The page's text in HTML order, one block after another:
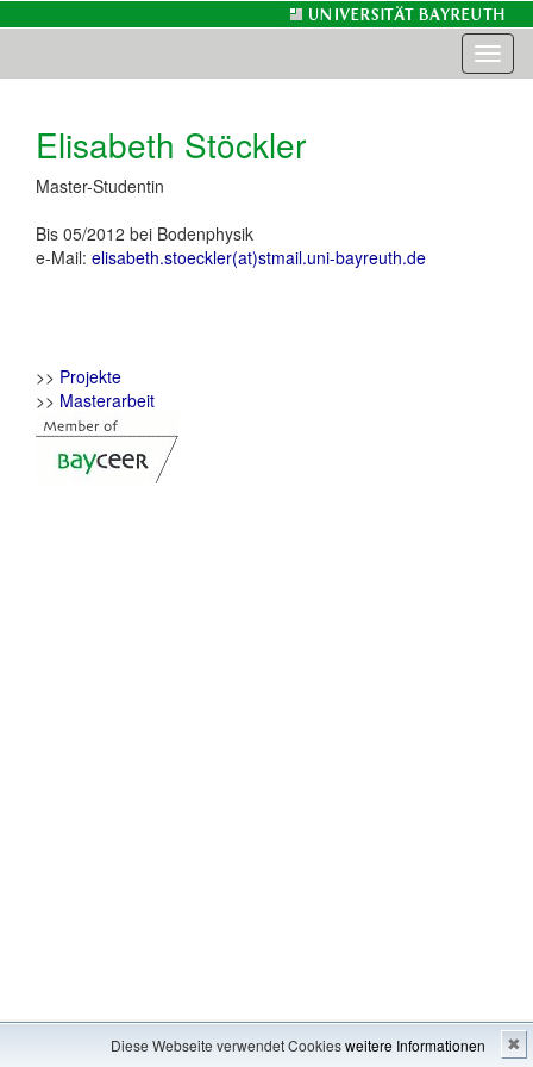
Diese Webseite verwendet Cookiesweitere Informationen ✖
Elisabeth Stöckler
Master-Studentin
Bis 05/2012 bei Bodenphysik
e-Mail: elisabeth.stoeckler(at)stmail.uni-bayreuth.de
>> Projekte
>> Masterarbeit
Impressum---Inhaltsverzeichnis